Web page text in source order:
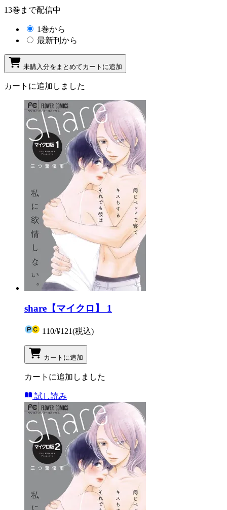
13巻まで配信中
1巻から
最新刊から
未購入分をまとめてカートに追加
カートに追加しました
share【マイクロ】 1
110/¥121(税込)
カートに追加
カートに追加しました
試し読み